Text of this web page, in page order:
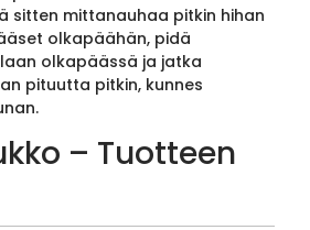
sitten mittanauhaa pitkin hihan
olkapäähän, pidä
olkapäässä ja jatka
pituutta pitkin, kunnes
– Tuotteen